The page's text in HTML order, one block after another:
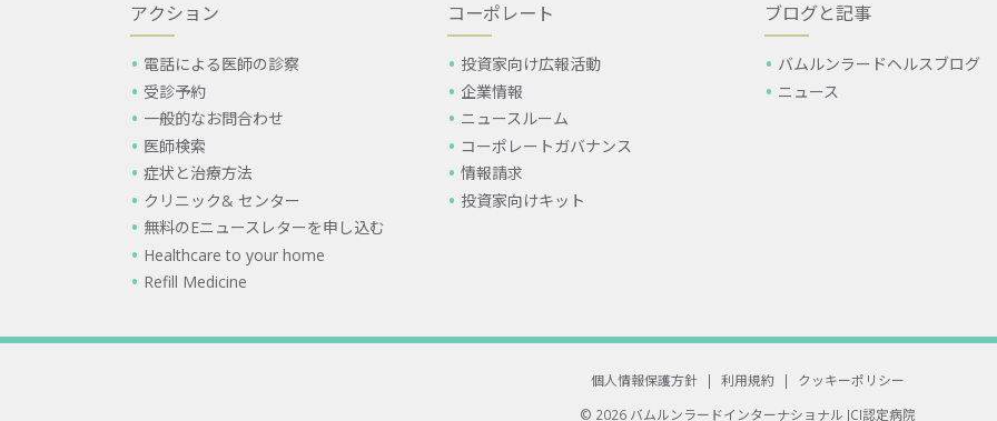
アクション
電話による医師の診察
受診予約
一般的なお問合わせ
医師検索
症状と治療方法
クリニック& センター
無料のEニュースレターを申し込む
Healthcare to your home
Refill Medicine
コーポレート
投資家向け広報活動
企業情報
ニュースルーム
コーポレートガバナンス
情報請求
投資家向けキット
ブログと記事
バムルンラードヘルスブログ
ニュース
個人情報保護方針 | 利用規約 |
クッキーポリシー
© 2026 バムルンラードインターナショナル JCI認定病院